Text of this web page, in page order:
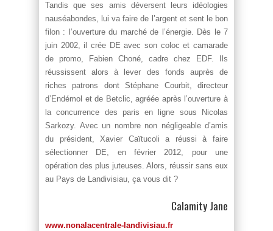
Tandis que ses amis déversent leurs idéologies
nauséabondes, lui va faire de l’argent et sent le bon
filon : l’ouverture du marché de l’énergie. Dès le 7
juin 2002, il crée DE avec son coloc et camarade
de promo, Fabien Choné, cadre chez EDF. Ils
réussissent alors à lever des fonds auprès de
riches patrons dont Stéphane Courbit, directeur
d’Endémol et de Betclic, agréée après l’ouverture à
la concurrence des paris en ligne sous Nicolas
Sarkozy. Avec un nombre non négligeable d’amis
du président, Xavier Caïtucoli a réussi à faire
sélectionner DE, en février 2012, pour une
opération des plus juteuses. Alors, réussir sans eux
au Pays de Landivisiau, ça vous dit ?
Calamity Jane
www.nonalacentrale-landivisiau.fr